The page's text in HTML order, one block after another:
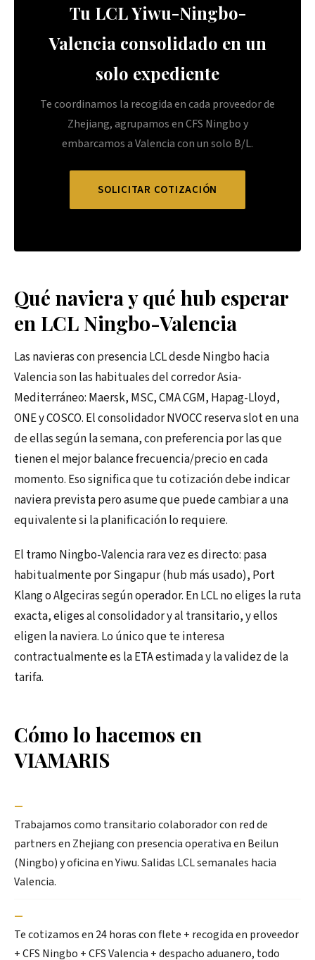
Tu LCL Yiwu-Ningbo-
Valencia consolidado en un
solo expediente
Te coordinamos la recogida en cada proveedor de
Zhejiang, agrupamos en CFS Ningbo y
embarcamos a Valencia con un solo B/L.
SOLICITAR COTIZACIÓN
Qué naviera y qué hub esperar
en LCL Ningbo-Valencia
Las navieras con presencia LCL desde Ningbo hacia
Valencia son las habituales del corredor Asia-
Mediterráneo: Maersk, MSC, CMA CGM, Hapag-Lloyd,
ONE y COSCO. El consolidador NVOCC reserva slot en una
de ellas según la semana, con preferencia por las que
tienen el mejor balance frecuencia/precio en cada
momento. Eso significa que tu cotización debe indicar
naviera prevista pero asume que puede cambiar a una
equivalente si la planificación lo requiere.
El tramo Ningbo-Valencia rara vez es directo: pasa
habitualmente por Singapur (hub más usado), Port
Klang o Algeciras según operador. En LCL no eliges la ruta
exacta, eliges al consolidador y al transitario, y ellos
eligen la naviera. Lo único que te interesa
contractualmente es la ETA estimada y la validez de la
tarifa.
Cómo lo hacemos en
VIAMARIS
—
Trabajamos como transitario colaborador con red de
partners en Zhejiang con presencia operativa en Beilun
(Ningbo) y oficina en Yiwu. Salidas LCL semanales hacia
Valencia.
—
Te cotizamos en 24 horas con flete + recogida en proveedor
+ CFS Ningbo + CFS Valencia + despacho aduanero, todo